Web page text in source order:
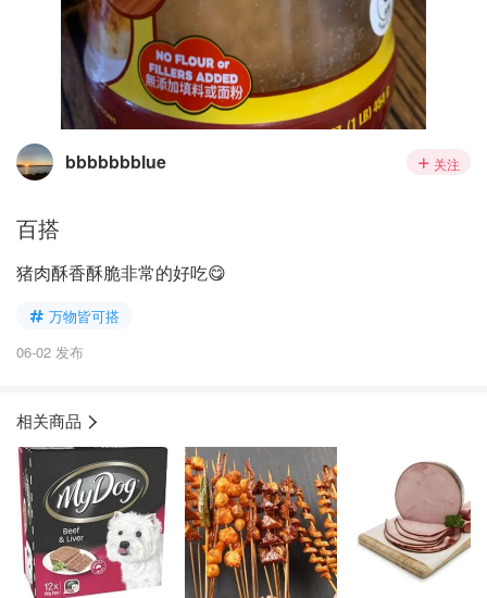
bbbbbbblue 关注
百搭
猪肉酥香酥脆非常的好吃😋
万物皆可搭
06-02 发布
相关商品